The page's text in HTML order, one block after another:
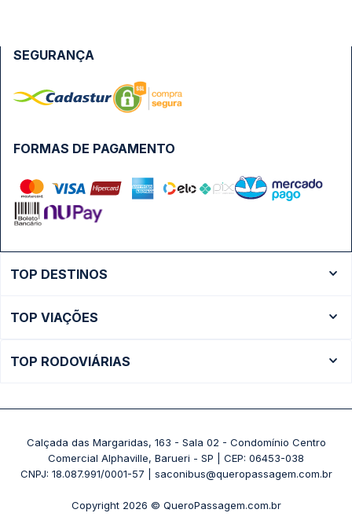
FORMAS DE PAGAMENTO
SEGURANÇA
TOP DESTINOS
Ônibus São Paulo
TOP VIAÇÕES
Passagens Pássaro Marron
+ Viações
TOP RODOVIÁRIAS
Rodoviária Belo Horizonte - Gov. Israel Pinheiro (Tergip)
Rodoviária Curitiba
+ Rodoviárias
Calçada das Margaridas, 163 - Sala 02 - Condomínio Centro
Comercial Alphaville, Barueri - SP | CEP: 06453-038
CNPJ: 18.087.991/0001-57 | saconibus@queropassagem.com.br
Copyright 2026 © QueroPassagem.com.br